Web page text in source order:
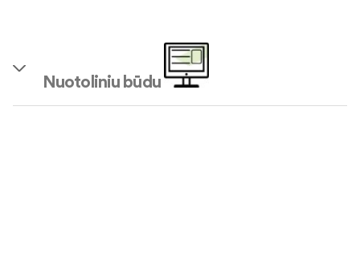
Nuotoliniu būdu